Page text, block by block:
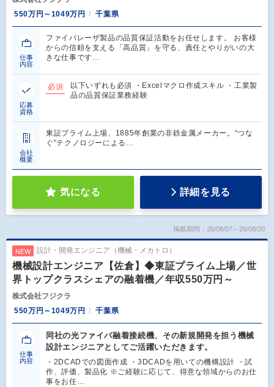
550万円～1049万円
千葉県
仕事
内容
ファイバレーザ製品の品質保証活動をお任せします。 お客様
からの信頼を支える「高品質」を守る、責任とやりがいの大
きな仕事です…
応募
資格
必須
以下いずれも必須 ・Excelマクロ作成スキル ・工業製
品の品質保証業務経験
会社
概要
東証プライム上場、1885年創業の非鉄金属メーカー。“つな
ぐ”テクノロジーによる…
気になる 詳細を見る
掲載期間：26/08/07～26/08/20
NEW 設計・開発エンジニア（機械・メカトロ）
機械設計エンジニア【佐倉】◆東証プライム上場／世
界トップクラスシェアの融着機／年収550万円～
株式会社フジクラ
550万円～1049万円
千葉県
仕事
内容
同社の光ファイバ融着接続機、その新規開発を担う機械
設計エンジニアとしてご活躍いただきます。
・2DCADでの図面作成 ・3DCADを用いての機構設計 ・試
作、評価、製品化 ※ご経験に応じて、得意な領域からのお仕
事をお任…